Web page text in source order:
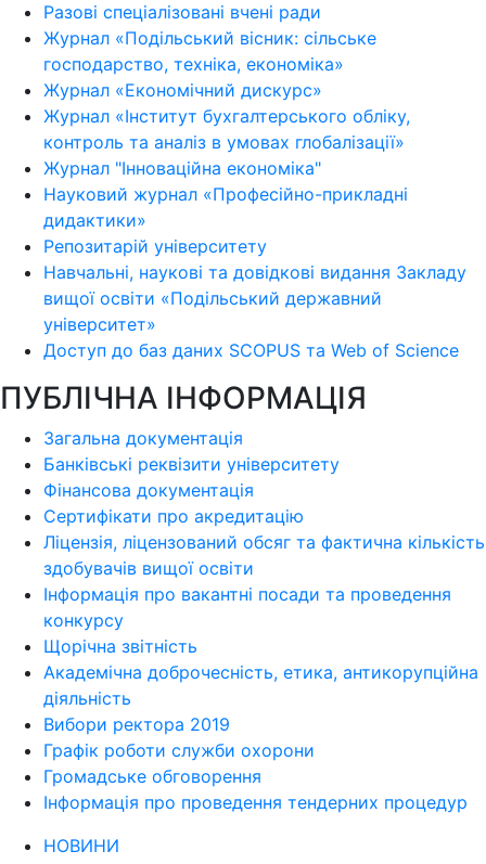
Разові спеціалізовані вчені ради
Журнал «Подільський вісник: сільське
господарство, техніка, економіка»
Журнал «Економічний дискурс»
Журнал «Інститут бухгалтерського обліку,
контроль та аналіз в умовах глобалізації»
Журнал "Інноваційна економіка"
Науковий журнал «Професійно-прикладні
дидактики»
Репозитарій університету
Навчальні, наукові та довідкові видання Закладу
вищої освіти «Подільський державний
університет»
Доступ до баз даних SCOPUS та Web of Science
ПУБЛІЧНА ІНФОРМАЦІЯ
Загальна документація
Банківські реквізити університету
Фінансова документація
Сертифікати про акредитацію
Ліцензія, ліцензований обсяг та фактична кількість
здобувачів вищої освіти
Інформація про вакантні посади та проведення
конкурсу
Щорічна звітність
Академічна доброчесність, етика, антикорупційна
діяльність
Вибори ректора 2019
Графік роботи служби охорони
Громадське обговорення
Інформація про проведення тендерних процедур
НОВИНИ